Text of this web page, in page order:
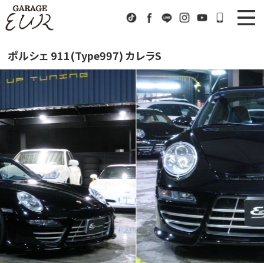
TikTokFacebook
LINE InstagramYoutube072-
ニュース
在庫車情報
EUR Sports
EURスポーツ
工場紹介
会社概要
Access
アクセス
Contact us
お問い合わせ
ポルシェ 911(Type997) カレラS